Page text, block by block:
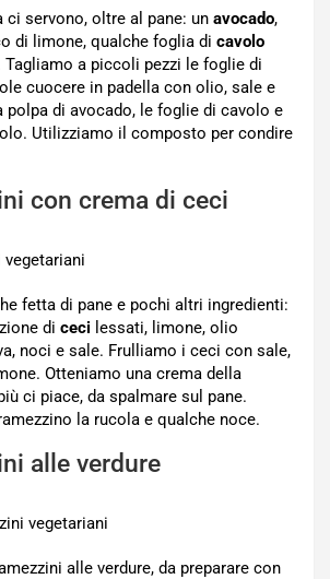
ci servono, oltre al pane: un avocado,
di limone, qualche foglia di cavolo
Tagliamo a piccoli pezzi le foglie di
cuocere in padella con olio, sale e
polpa di avocado, le foglie di cavolo e
Utilizziamo il composto per condire
con crema di ceci
fetta di pane e pochi altri ingredienti:
di ceci lessati, limone, olio
noci e sale. Frulliamo i ceci con sale,
Otteniamo una crema della
ci piace, da spalmare sul pane.
la rucola e qualche noce.
alle verdure
alle verdure, da preparare con